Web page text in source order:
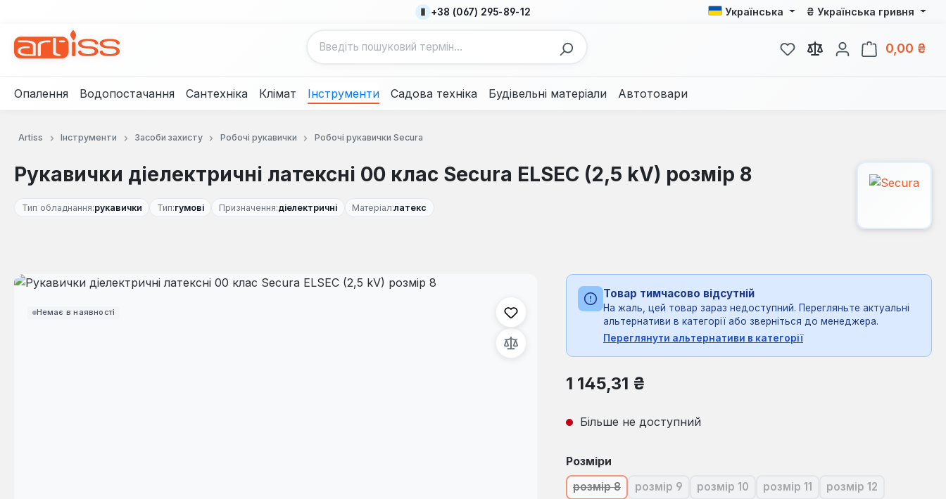
+38 (067) 295-89-12 Українська ₴ Українська гривня
У вас є 0 у списку бажань
0,00 ₴
Опалення Водопостачання Сантехніка Клімат Інструменти Садова техніка Будівельні матеріали Автотовари
Artiss Інструменти Засоби захисту Робочі рукавички Робочі рукавички Secura
Рукавички діелектричні латексні 00 клас Secura ELSEC (2,5 kV) розмір 8
Тип обладнання:рукавички Тип:гумові Призначення:діелектричні Матеріал:латекс
Немає в наявності
Пропустити галерею зображень
Товар тимчасово відсутній
На жаль, цей товар зараз недоступний. Перегляньте актуальні
альтернативи в категорії або зверніться до менеджера.
Переглянути альтернативи в категорії
Звичайна ціна:
1 145,31 ₴
Більше не доступний
Виберіть
Розміри
розмір 8(Ця опція наразі недоступна.)
розмір 9(Ця опція наразі недоступна.)
розмір 10(Ця опція наразі недоступна.)
розмір 11(Ця опція наразі недоступна.)
розмір 12(Ця опція наразі